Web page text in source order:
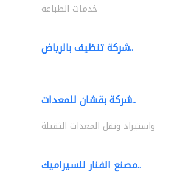
خدمات الطباعة
شركة تنظيف بالرياض..
شركة بقشان للمعدات..
واستيراد ونقل المعدات الثقيلة
مصنع الفنار للسيراميك..